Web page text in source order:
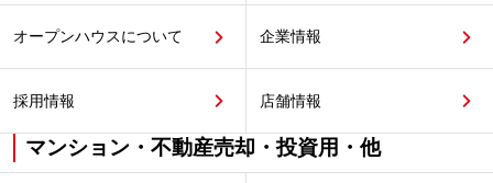
オープンハウスについて 企業情報
採用情報 店舗情報
マンション・不動産売却・投資用・他